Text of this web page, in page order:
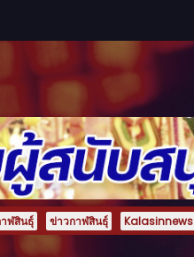
ฬสินธุ์ ข่าวกาฬสินธุ์ Kalasinnews